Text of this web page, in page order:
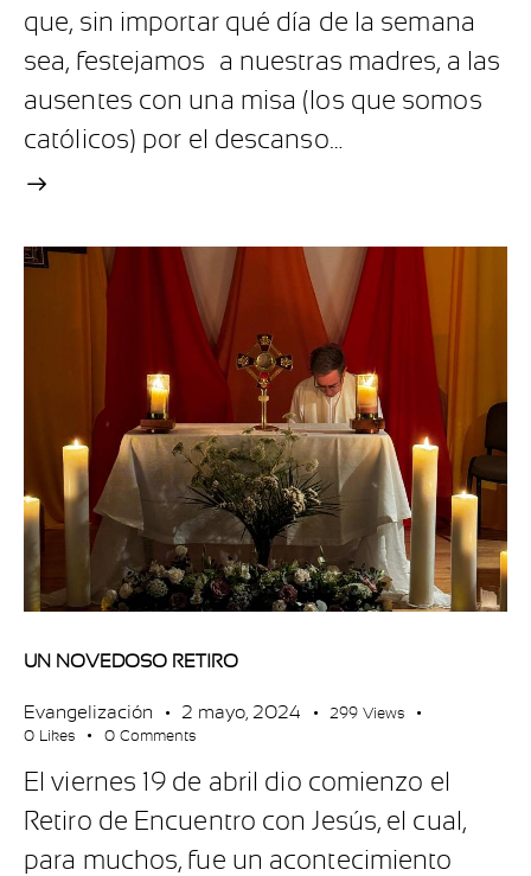
que, sin importar qué día de la semana
sea, festejamos a nuestras madres, a las
ausentes con una misa (los que somos
católicos) por el descanso…
UN NOVEDOSO RETIRO
Evangelización 2 mayo, 2024 299 Views
0 Likes 0 Comments
El viernes 19 de abril dio comienzo el
Retiro de Encuentro con Jesús, el cual,
para muchos, fue un acontecimiento